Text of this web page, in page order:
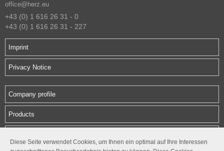
Diese Seite verwendet Cookies, um Ihnen ein optimal auf Ihre Interessen
office@herz.eu
+43 (0) 1 616 26 31 - 0
+43 (0) 1 616 26 31 - 227
Imprint
Privacy Notice
Company profile
Products